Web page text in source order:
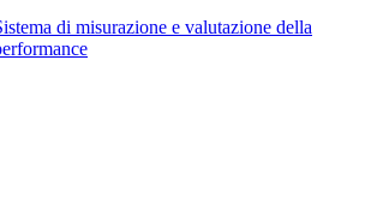
di misurazione e valutazione della